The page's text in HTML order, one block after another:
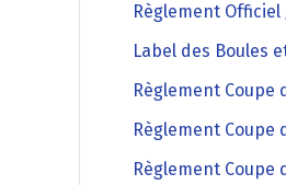
Règlement Officiel
Label des Boules
Règlement Coupe
Règlement Coupe
Règlement Coupe